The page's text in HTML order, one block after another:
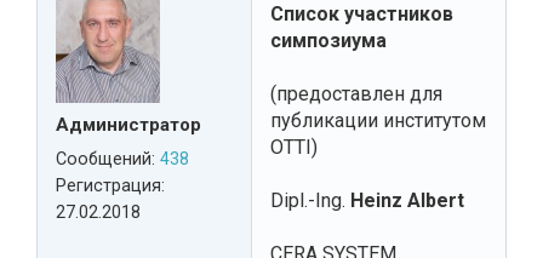
Администратор
Сообщений: 438
Регистрация:
27.02.2018
Список участников
симпозиума
(предоставлен для
публикации институтом
OTTI)
Dipl.-Ing. Heinz Albert